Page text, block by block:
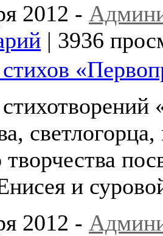
2012 -
| 3936
творчества
и
2012 -